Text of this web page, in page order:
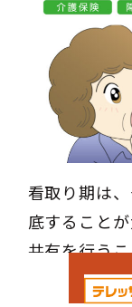
看取り期は
底すること
共有を行う
ことができ